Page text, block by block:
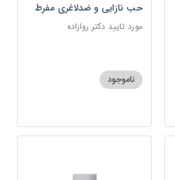
حب نازایی و ضدلاغری مفرط
مورد تایید دکتر روازاده
ناموجود